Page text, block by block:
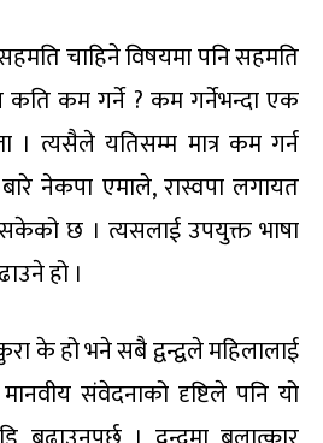
चाहिने विषयमा पनि सहमति
कम गर्ने ? कम गर्नेभन्दा एक
। त्यसैले यतिसम्म मात्र कम गर्न
नेकपा एमाले, रास्वपा लगायत
छ । त्यसलाई उपयुक्त भाषा
हो ।
के हो भने सबै द्वन्द्वले महिलालाई
संवेदनाको दृष्टिले पनि यो